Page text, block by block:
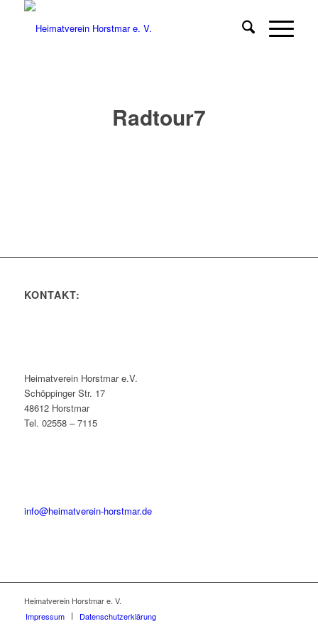
Radtour7
KONTAKT:
Heimatverein Horstmar e.V.
Schöppinger Str. 17
48612 Horstmar
Tel. 02558 – 7115
info@heimatverein-horstmar.de
Heimatverein Horstmar e. V.
Impressum
Datenschutzerklärung